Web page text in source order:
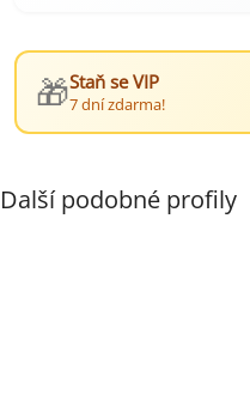
🎁Staň se VIP
7 dní zdarma!
Další podobné profily